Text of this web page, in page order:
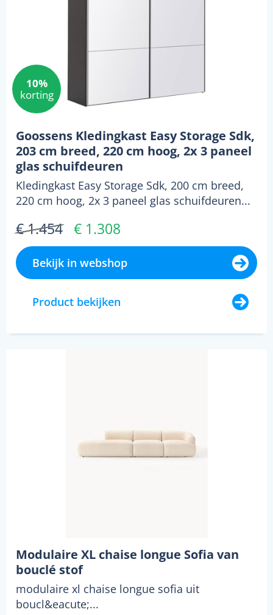
10%
korting
Goossens Kledingkast Easy Storage Sdk,
203 cm breed, 220 cm hoog, 2x 3 paneel
glas schuifdeuren
Kledingkast Easy Storage Sdk, 200 cm breed,
220 cm hoog, 2x 3 paneel glas schuifdeuren...
€ 1.454 € 1.308
Bekijk in webshop
Product bekijken
Modulaire XL chaise longue Sofia van
bouclé stof
modulaire xl chaise longue sofia uit
boucl&eacute;...